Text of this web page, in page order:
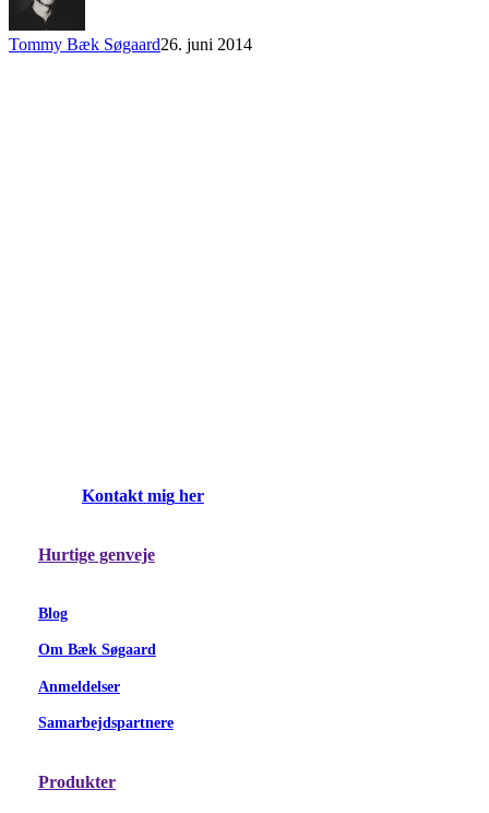
Tommy Bæk Søgaard26. juni 2014
Kontakt mig her
Hurtige genveje
Blog
Om Bæk Søgaard
Anmeldelser
Samarbejdspartnere
Produkter